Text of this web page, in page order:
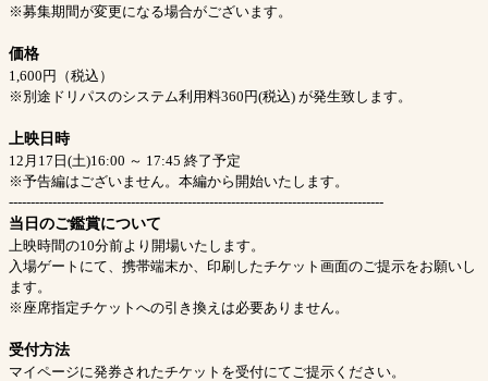
※募集期間が変更になる場合がございます。
価格
1,600円（税込）
※別途ドリパスのシステム利用料360円(税込) が発生致します。
上映日時
12月17日(土)16:00 ～ 17:45 終了予定
※予告編はございません。本編から開始いたします。
--------------------------------------------------------------------------------------
当日のご鑑賞について
上映時間の10分前より開場いたします。
入場ゲートにて、携帯端末か、印刷したチケット画面のご提示をお願いし
ます。
※座席指定チケットへの引き換えは必要ありません。
受付方法
マイページに発券されたチケットを受付にてご提示ください。